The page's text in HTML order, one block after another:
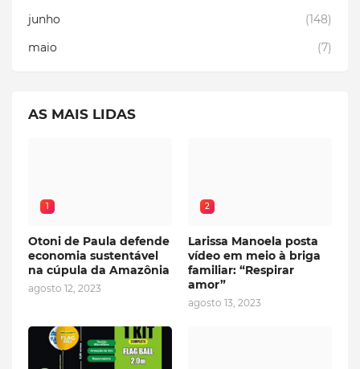
junho
(148)
maio
(7)
AS MAIS LIDAS
1
Otoni de Paula defende
economia sustentável
na cúpula da Amazônia
agosto 12, 2023
2
Larissa Manoela posta
vídeo em meio à briga
familiar: “Respirar
amor”
agosto 13, 2023